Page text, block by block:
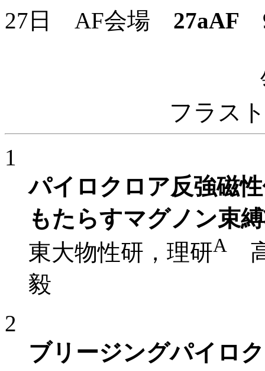
27日 AF会場 27aAF
フラス
1
パイロクロア反強磁
もたらすマグノン束
東大物性研，理研A
毅
2
ブリージングパイロ